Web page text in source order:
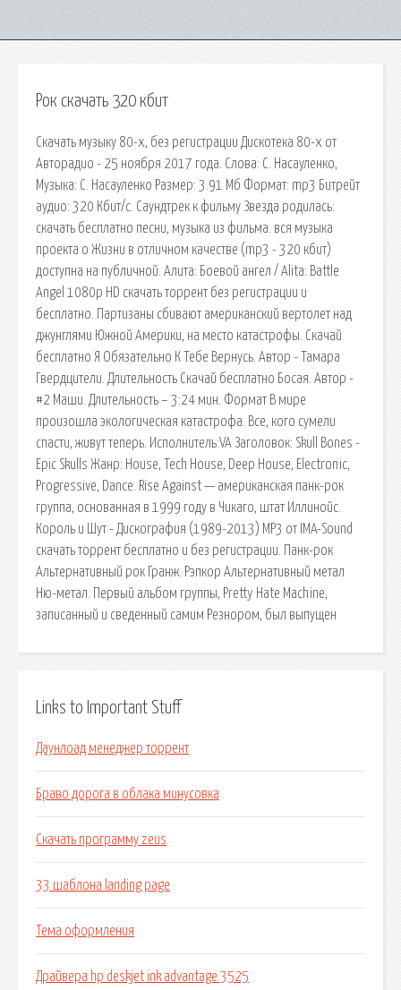
Рок скачать 320 кбит
Скачать музыку 80-х, без регистрации Дискотека 80-х от
Авторадио - 25 ноября 2017 года. Слова: С. Насауленко,
Музыка: С. Насауленко Размер: 3.91 Мб Формат: mp3 Битрейт
аудио: 320 Кбит/с. Саундтрек к фильму Звезда родилась:
скачать бесплатно песни, музыка из фильма. вся музыка
проекта о Жизни в отличном качестве (mp3 - 320 кбит)
доступна на публичной. Алита: Боевой ангел / Alita: Battle
Angel 1080p HD скачать торрент без регистрации и
бесплатно. Партизаны сбивают американский вертолет над
джунглями Южной Америки, на место катастрофы. Скачай
бесплатно Я Обязательно К Тебе Вернусь. Автор - Тамара
Гвердцители. Длительность Скачай бесплатно Босая. Автор -
#2 Маши. Длительность – 3:24 мин. Формат В мире
произошла экологическая катастрофа. Все, кого сумели
спасти, живут теперь. Исполнитель:VA Заголовок: Skull Bones -
Epic Skulls Жанр: House, Tech House, Deep House, Electronic,
Progressive, Dance. Rise Against — американская панк-рок
группа, основанная в 1999 году в Чикаго, штат Иллинойс.
Король и Шут - Дискография (1989-2013) МР3 от IMA-Sound
скачать торрент бесплатно и без регистрации. Панк-рок
Альтернативный рок Гранж. Рэпкор Альтернативный метал
Ню-метал. Первый альбом группы, Pretty Hate Machine,
записанный и сведенный самим Резнором, был выпущен
Links to Important Stuff
Даунлоад менеджер торрент
Браво дорога в облака минусовка
Скачать программу zeus
33 шаблона landing page
Тема оформления
Драйвера hp deskjet ink advantage 3525